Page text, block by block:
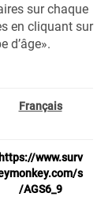
sur chaque
en cliquant sur
d’âge».
Français
https://www.surv
s
/AGS6_9